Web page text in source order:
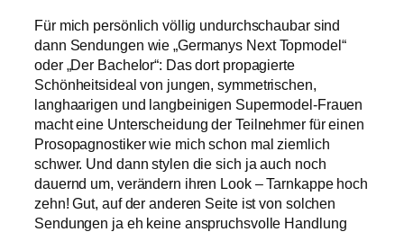
Für mich persönlich völlig undurchschaubar sind
dann Sendungen wie „Germanys Next Topmodel“
oder „Der Bachelor“: Das dort propagierte
Schönheitsideal von jungen, symmetrischen,
langhaarigen und langbeinigen Supermodel-Frauen
macht eine Unterscheidung der Teilnehmer für einen
Prosopagnostiker wie mich schon mal ziemlich
schwer. Und dann stylen die sich ja auch noch
dauernd um, verändern ihren Look – Tarnkappe hoch
zehn! Gut, auf der anderen Seite ist von solchen
Sendungen ja eh keine anspruchsvolle Handlung